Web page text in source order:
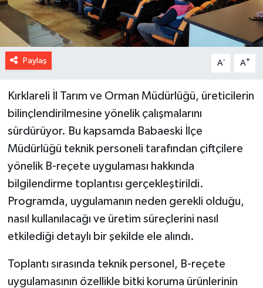
Paylaş A- A+
Kırklareli İl Tarım ve Orman Müdürlüğü, üreticilerin
bilinçlendirilmesine yönelik çalışmalarını
sürdürüyor. Bu kapsamda Babaeski İlçe
Müdürlüğü teknik personeli tarafından çiftçilere
yönelik B-reçete uygulaması hakkında
bilgilendirme toplantısı gerçekleştirildi.
Programda, uygulamanın neden gerekli olduğu,
nasıl kullanılacağı ve üretim süreçlerini nasıl
etkilediği detaylı bir şekilde ele alındı.
Toplantı sırasında teknik personel, B-reçete
uygulamasının özellikle bitki koruma ürünlerinin